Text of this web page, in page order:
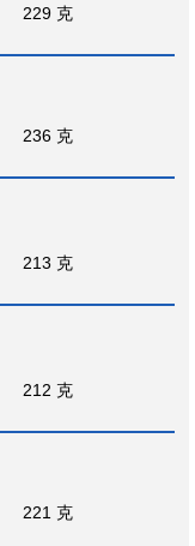
229 克
236 克
213 克
212 克
221 克